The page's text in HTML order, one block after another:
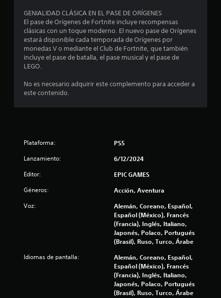
4
.
1
e
l
a
s
d
e
GENIALIDAD CLÁSICA EN EL PASE DE ORÍGENES
El pase de Orígenes de Fortnite incluye recompensas
clásicas con un toque moderno. El nuevo pase de Orígenes
estará disponible cada temporada de Orígenes por
monedas V o mediante el Club de Fortnite, que también
incluye el pase de batalla, el pase musical y el pase de
LEGO.
No es necesario adquirir este complemento para acceder a
este contenido.
Plataforma: PS5
Lanzamiento: 6/12/2024
Editor: EPIC GAMES
Géneros: Acción, Aventura
Voz:
Alemán, Coreano, Español,
Español (México), Francés
(Francia), Inglés, Italiano,
Japonés, Polaco, Portugués
(Brasil), Ruso, Turco, Árabe
Idiomas de pantalla:
Alemán, Coreano, Español,
Español (México), Francés
(Francia), Inglés, Italiano,
Japonés, Polaco, Portugués
(Brasil), Ruso, Turco, Árabe